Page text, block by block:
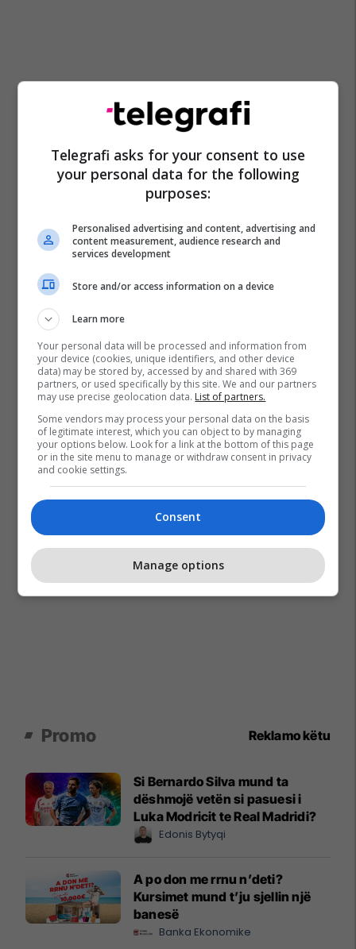
Barcelona La Liga Joan Laporta
Promo Reklamo këtu
Si Bernardo Silva mund ta
dëshmojë vetën si pasuesi i
Luka Modricit te Real Madridi?
Edonis Bytyqi
A po don me rrnu n’deti?
Kursimet mund t’ju sjellin një
banesë
Banka Ekonomike
Telegrafi asks for your consent to use
your personal data for the following
purposes:
Personalised advertising and content, advertising and
content measurement, audience research and
services development
Store and/or access information on a device
Learn more
Your personal data will be processed and information from
your device (cookies, unique identifiers, and other device
data) may be stored by, accessed by and shared with 369
partners, or used specifically by this site. We and our partners
may use precise geolocation data. List of partners.
Some vendors may process your personal data on the basis
of legitimate interest, which you can object to by managing
your options below. Look for a link at the bottom of this page
or in the site menu to manage or withdraw consent in privacy
and cookie settings.
Consent
Manage options